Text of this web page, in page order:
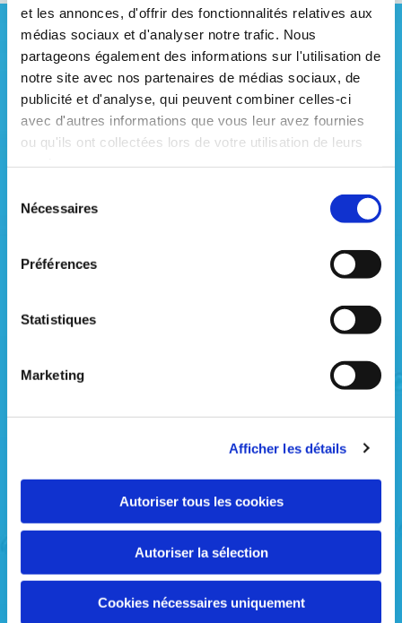
et les annonces, d'offrir des fonctionnalités relatives aux
médias sociaux et d'analyser notre trafic. Nous
partageons également des informations sur l'utilisation de
notre site avec nos partenaires de médias sociaux, de
publicité et d'analyse, qui peuvent combiner celles-ci
avec d'autres informations que vous leur avez fournies
ou qu'ils ont collectées lors de votre utilisation de leurs
Nécessaires
Préférences
Statistiques
Marketing
Afficher les détails
Autoriser tous les cookies
Autoriser la sélection
Cookies nécessaires uniquement
L'optimisation de vos procédés
Notre expérience des sites d'exploitations nous
permet d'optimiser vos process d'injections de
chlore et de régulation :
Analyse de vos projets avenirs ou vos installations
Proposition d'optimisation du process de
Aide sur le choix du procédé le plus adapté :
injection fixe, multi-injections, régulation en
fonction d'une analyse de chlore, d'un débit d'eau
ou des deux paramètres couplés.
Equipement de stérilisation